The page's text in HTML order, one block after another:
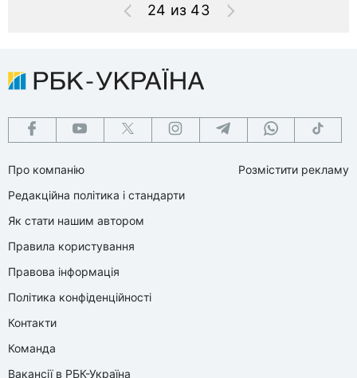
24 из 43
Про компанію
Редакційна політика і стандарти
Як стати нашим автором
Правила користування
Правова інформація
Політика конфіденційності
Контакти
Команда
Вакансії в РБК-Україна
Розмістити рекламу